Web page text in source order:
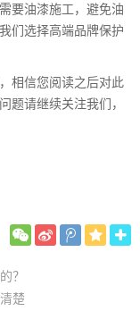
油漆施工，避免油
们选择高端品牌保护
相信您阅读之后对此
题请继续关注我们，
？
楚